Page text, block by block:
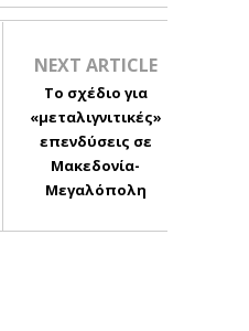
NEXT ARTICLE
Το σχέδιο για
«μεταλιγνιτικές»
επενδύσεις σε
Μακεδονία-
Μεγαλόπολη